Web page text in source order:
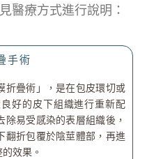
醫療方式進行說明：
手術
折疊術」，是在包皮環切或
好的皮下組織進行重新配
易受感染的表層組織後，
翻折包覆於陰莖體部，再進
效果。